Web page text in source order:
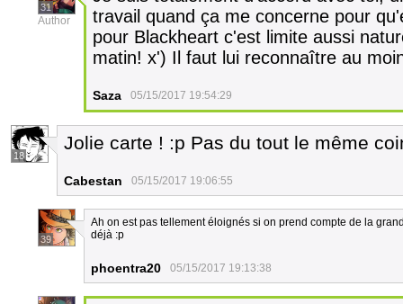
31
Author
travail quand ça me concerne pour
pour Blackheart c'est limite aussi
matin! x') Il faut lui reconnaître au
Saza 05/15/2017 19:54:29
18
Jolie carte ! :p Pas du tout le même
Cabestan 05/15/2017 19:06:55
39
Ah on est pas tellement éloignés si on prend compte de la
déjà :p
phoentra20 05/15/2017 19:13:38